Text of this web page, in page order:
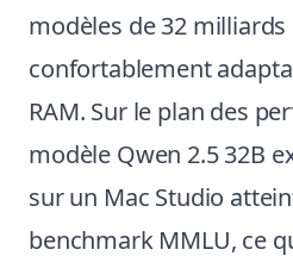
modèles de 32
confortablement
RAM. Sur le plan des
modèle Qwen 2.5 32B
sur un Mac Studio
benchmark MMLU, ce